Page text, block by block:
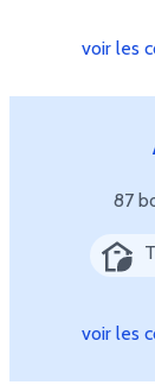
voir les
87
voir les